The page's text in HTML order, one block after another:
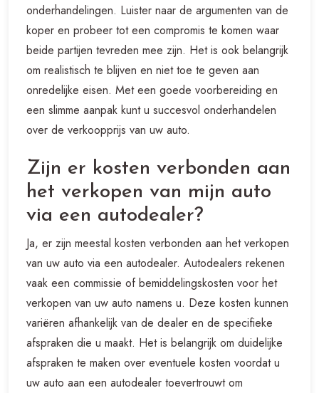
onderhandelingen. Luister naar de argumenten van de
koper en probeer tot een compromis te komen waar
beide partijen tevreden mee zijn. Het is ook belangrijk
om realistisch te blijven en niet toe te geven aan
onredelijke eisen. Met een goede voorbereiding en
een slimme aanpak kunt u succesvol onderhandelen
over de verkoopprijs van uw auto.
Zijn er kosten verbonden aan
het verkopen van mijn auto
via een autodealer?
Ja, er zijn meestal kosten verbonden aan het verkopen
van uw auto via een autodealer. Autodealers rekenen
vaak een commissie of bemiddelingskosten voor het
verkopen van uw auto namens u. Deze kosten kunnen
variëren afhankelijk van de dealer en de specifieke
afspraken die u maakt. Het is belangrijk om duidelijke
afspraken te maken over eventuele kosten voordat u
uw auto aan een autodealer toevertrouwt om